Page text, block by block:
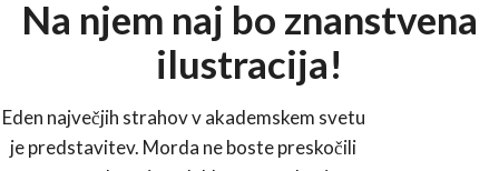
Na njem naj bo znanstvena
ilustracija!
Eden največjih strahov v akademskem svetu
je predstavitev. Morda ne boste preskočili